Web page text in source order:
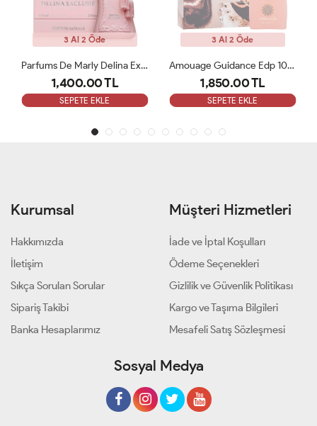
3 Al 2 Öde
Parfums De Marly Delina Exclusive EDP Kadın 75ml Parfüm ARC
1,400.00 TL
SEPETE EKLE
3 Al 2 Öde
Amouage Guidance Edp 100 Ml Bayan Parfüm ARC
1,850.00 TL
SEPETE EKLE
Kurumsal
Hakkımızda
İletişim
Sıkça Sorulan Sorular
Sipariş Takibi
Banka Hesaplarımız
Müşteri Hizmetleri
İade ve İptal Koşulları
Ödeme Seçenekleri
Gizlilik ve Güvenlik Politikası
Kargo ve Taşıma Bilgileri
Mesafeli Satış Sözleşmesi
Sosyal Medya